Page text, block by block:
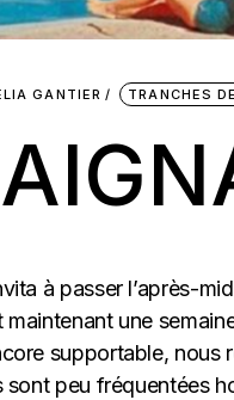
GANTIER TRANCHES
à passer l’après-
une
supportable, nous
sont peu fréquentées